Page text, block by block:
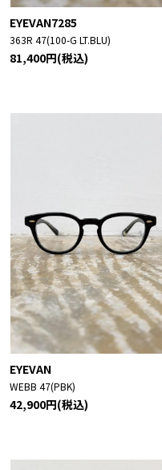
EYEVAN7285
363R 47(100-G LT.BLU)
81,400円(税込)
EYEVAN
WEBB 47(PBK)
42,900円(税込)